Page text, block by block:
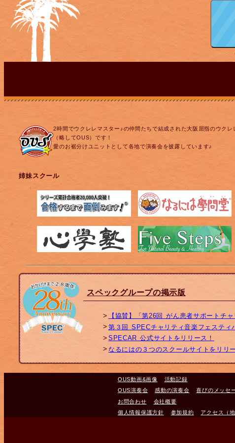
2時間でウクレレマスター♪の仲間たちで結成された大阪屈指のウク
（略してOUS）です！
愛のお裾分けユニットとして各地で演奏会を披露しています♪
姉妹スクール
スペックグループの掲示版
【協賛】「第26回 がん患者サポートチ
第３回 SPECチャリティ音楽フェスティ
SPECAR 公式サイトをリリース！
なるにはの３つのスクールサイトをリリ
OUS動画&画像
活動記録
OUS演奏会
感動の演奏会 喜びのメッセ
お問合わせ
会社概要
個人情報保護方針
参加規約 アクセス（地